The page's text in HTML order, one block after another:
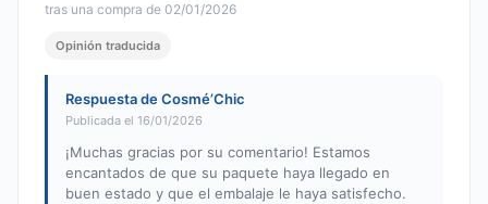
tras una compra de 02/01/2026
Opinión traducida
Respuesta de Cosmé’Chic
Publicada el 16/01/2026
¡Muchas gracias por su comentario! Estamos
encantados de que su paquete haya llegado en
buen estado y que el embalaje le haya satisfecho.